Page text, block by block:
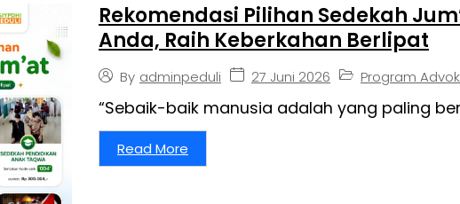
Rekomendasi Pilihan Sedekah
Anda, Raih Keberkahan Berlipat
By adminpeduli 27 Juni 2026 Program
“Sebaik-baik manusia adalah yang paling
Read More